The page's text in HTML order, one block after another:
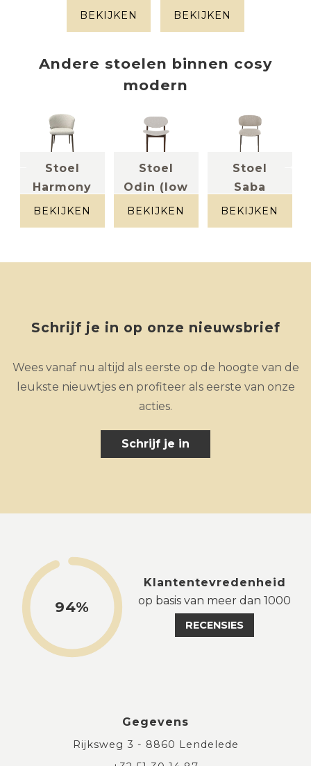
BEKIJKEN
stof naturel
BEKIJKEN
Andere stoelen binnen cosy
modern
Stoel
Harmony
BEKIJKEN
Stoel
Odin (low
dining)
BEKIJKEN
Stoel
Saba
zandkleur
BEKIJKEN
Schrijf je in op onze nieuwsbrief
Wees vanaf nu altijd als eerste op de hoogte van de
leukste nieuwtjes en profiteer als eerste van onze
acties.
Schrijf je in
94%
Klantentevredenheid
op basis van meer dan 1000
RECENSIES
Gegevens
Rijksweg 3 - 8860 Lendelede